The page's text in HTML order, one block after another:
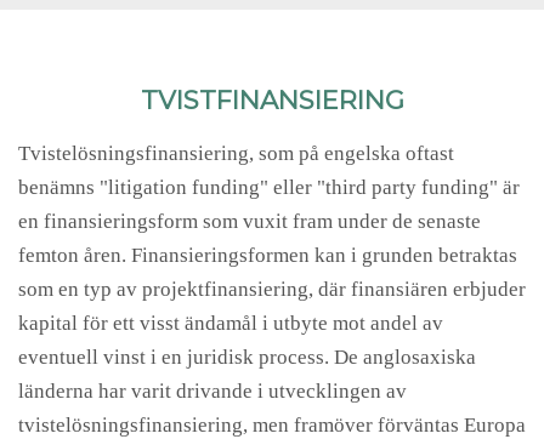
TVISTFINANSIERING
Tvistelösningsfinansiering, som på engelska oftast
benämns "litigation funding" eller "third party funding" är
en finansieringsform som vuxit fram under de senaste
femton åren. Finansieringsformen kan i grunden betraktas
som en typ av projektfinansiering, där finansiären erbjuder
kapital för ett visst ändamål i utbyte mot andel av
eventuell vinst i en juridisk process. De anglosaxiska
länderna har varit drivande i utvecklingen av
tvistelösningsfinansiering, men framöver förväntas Europa